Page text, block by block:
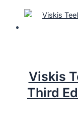
Viskis
Third